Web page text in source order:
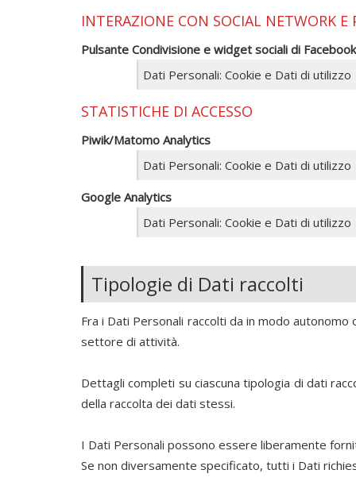
INTERAZIONE CON SOCIAL NETWORK E
Pulsante Condivisione e widget sociali di
Dati Personali: Cookie e Dati di utilizzo
STATISTICHE DI ACCESSO
Piwik/Matomo Analytics
Dati Personali: Cookie e Dati di utilizzo
Google Analytics
Dati Personali: Cookie e Dati di utilizzo
Tipologie di Dati raccolti
Fra i Dati Personali raccolti da in modo autonomo
settore di attività.
Dettagli completi su ciascuna tipologia di dati
della raccolta dei dati stessi.
I Dati Personali possono essere liberamente
Se non diversamente specificato, tutti i Dati